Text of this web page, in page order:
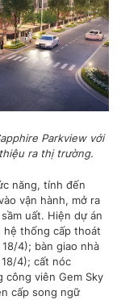
Parkview với
ra thị trường.
năng, tính đến
vận hành, mở ra
uất. Hiện dự án
hệ thống cấp thoát
4); bàn giao nhà
4); cất nóc
công viên Gem Sky
cấp song ngữ